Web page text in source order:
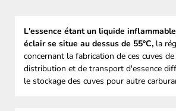
L'essence étant un liquide
éclair se situe au dessus de 55°C, la
concernant la fabrication de ces cuves
distribution et de transport d'essence
le stockage des cuves pour autre